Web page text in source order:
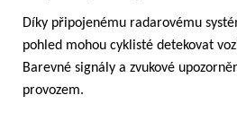
Díky připojenému radarovému
pohled mohou cyklisté detekovat
Barevné signály a zvukové
provozem.